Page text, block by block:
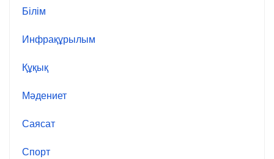
Білім
Инфрақұрылым
Құқық
Мәдениет
Саясат
Спорт